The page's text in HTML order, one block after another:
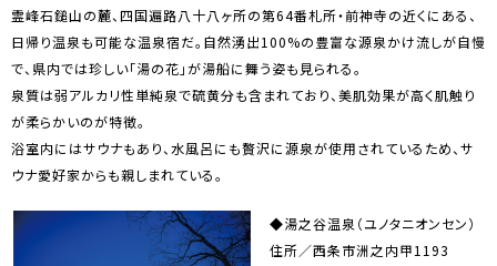
霊峰石鎚山の麓、四国遍路八十八ヶ所の第64番札所・前神寺の近くにある、
日帰り温泉も可能な温泉宿だ。自然湧出100%の豊富な源泉かけ流しが自慢
で、県内では珍しい「湯の花」が湯船に舞う姿も見られる。
泉質は弱アルカリ性単純泉で硫黄分も含まれており、美肌効果が高く肌触り
が柔らかいのが特徴。
浴室内にはサウナもあり、水風呂にも贅沢に源泉が使用されているため、サ
ウナ愛好家からも親しまれている。
◆湯之谷温泉（ユノタニオンセン）
住所／西条市洲之内甲1193